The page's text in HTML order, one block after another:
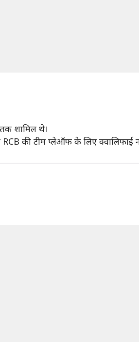
शामिल थे।
की टीम प्लेऑफ के लिए क्वालिफाई